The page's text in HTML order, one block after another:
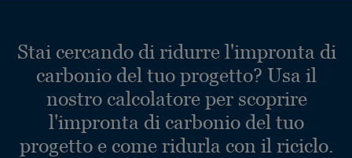
Stai cercando di ridurre l'impronta di
carbonio del tuo progetto? Usa il
nostro calcolatore per scoprire
l'impronta di carbonio del tuo
progetto e come ridurla con il riciclo.